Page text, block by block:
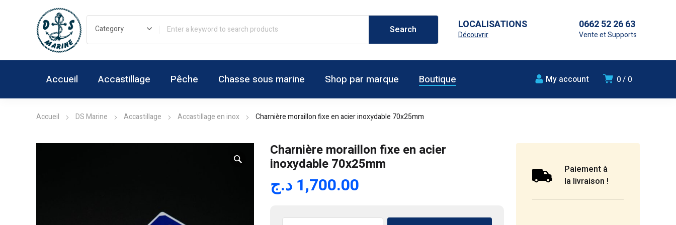
LOCALISATIONS
Découvrir
0662 52 26 63
Vente et Supports
0 0
My account
Accueil Accastillage Pêche Chasse sous marine Shop par marque Boutique
Accueil DS Marine Accastillage Accastillage en inox Charnière moraillon fixe en acier inoxydable 70x25mm
Charnière moraillon fixe en acier
inoxydable 70x25mm
1,700.00 د.ج
Paiement à
la livraison !